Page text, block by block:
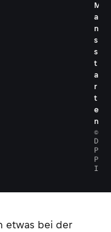
M
a
n
s
s
t
a
r
t
e
n
©
D
P
P
I
etwas bei der